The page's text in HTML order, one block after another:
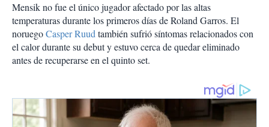
Mensik no fue el único jugador afectado por las altas
temperaturas durante los primeros días de Roland Garros. El
noruegoCasper Ruudtambién sufrió síntomas relacionados con
el calor durante su debut y estuvo cerca de quedar eliminado
antes de recuperarse en el quinto set.